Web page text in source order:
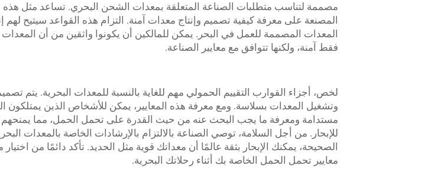
مصممة لتناسب متطلبات الصناعة المتعلقة بمعدات الشحن البحري. تساعد مثل هذه
المصنعة على معرفة كيفية تصميم وإنتاج معدات آمنة. التزام هذه القواعد سيتيح
المعدات المصممة للعمل في البحر. يمكن للمالكين أن يكونوا واثقين من أن
فقط آمنة، ولكنها تتوافق مع معايير الصناعة.
لخص، أجزاء القوارب التقييم الحمولي مهم للغاية بالنسبة للمعدات البحرية. يتم
وتشغيل المعدات بسلاسة. ومع معرفة هذه المعايير، يمكن للأشخاص الذين يمتلكون
مستدامة ومعرفة ما يجب البحث عنه من حيث القدرة على تحمل الحمل، مما يمنحهم
للإبحار. من أجل السلامة، توصي الصناعة بالالتزام بالإرشادات الخاصة بالمعدات
الصحيحة، يمكنك الإبحار بثقة عالمًا أن معداتك قوية مثل الحديد. تأكد دائمًا من
معايير تحمل الحمل الخاصة بك أثناء رحلاتك البحرية.